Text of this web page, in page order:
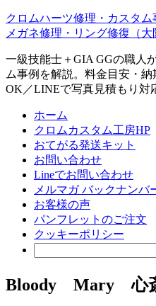
クロムハーツ修理・カスタ
メガネ修理・リング修復（大
一級技能士＋GIA GGの職人
ム事例を解説。料金目安・
OK／LINEで写真見積もり対
ホーム
クロムカスタム工房HP
おてがる発送キット
お問い合わせ
Lineでお問い合わせ
メルマガ バックナンバ
お客様の声
パンフレットのご注文
クッキーポリシー
Bloody Mary 心